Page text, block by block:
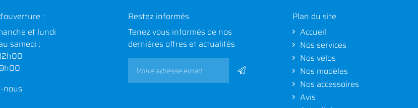
:
et lundi
samedi :
nous
Restez informés
Tenez vous informés de nos
dernières offres et actualités
Plan du site
Accueil
Nos services
Nos vélos
Nos modèles
Nos accessoires
Avis